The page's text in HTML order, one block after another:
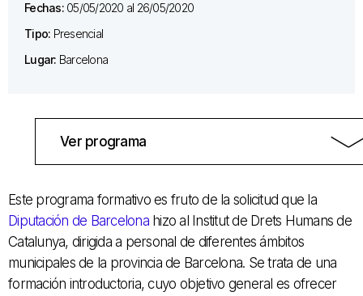
Fechas: 05/05/2020 al 26/05/2020
Tipo: Presencial
Lugar: Barcelona
Ver programa
Este programa formativo es fruto de la solicitud que la
Diputación de Barcelonahizo al Institut de Drets Humans de
Catalunya, dirigida a personal de diferentes ámbitos
municipales de la provincia de Barcelona. Se trata de una
formación introductoria, cuyo objetivo general es ofrecer